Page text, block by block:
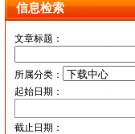
信息检索
文章标题：
所属分类：
起始日期：
截止日期：